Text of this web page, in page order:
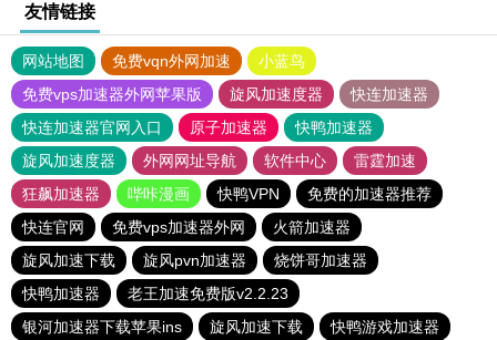
友情链接
网站地图 免费vqn外网加速
小蓝鸟
免费vps加速器外网苹果版
旋风加速度器
快连加速器
快连加速器官网入口
原子加速器
快鸭加速器
旋风加速度器
外网网址导航 软件中心
雷霆加速
狂飙加速器
哔咔漫画 快鸭VPN
免费的加速器推荐
快连官网
免费vps加速器外网
火箭加速器
旋风加速下载
旋风pvn加速器
烧饼哥加速器
快鸭加速器
老王加速免费版v2.2.23
银河加速器下载苹果ins
旋风加速下载 快鸭游戏加速器